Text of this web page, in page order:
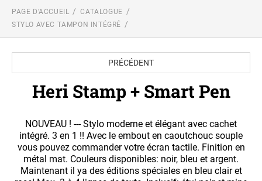
Cachets avec texte
TRODAT MOBILE PRINTY (TIMBRE DE
Dateurs, numéroteurs et multiformules
TRODAT PRINTY DATEURS
TRODAT PRINTY DATEURS, NUMÉROTEURS
ET MULTIFORMULES (SANS TEXTE
TRODAT PROFESSIONAL DATEURS ET
MULTIFORMULES
TYPOMATIC JEUX SUPPLÉMENTAIRES
Reiner cachets automatiques
REINER NUMÉROTEURS-DATEURS
REINER NUMÉROTEURS AVEC TEXTE
ENCRE À TAMPON DE BUREAU
110S encre à base de l'eau (encre standard)
210 encre à base de l'huile (pour cachets Reiner)
Stylo avec tampon intégré
HERI STAMP + SMART PEN
Timbres avec texte standard
FORMULE COMMERCIALE - NÉERLANDAIS
PAGE D'ACCUEIL
CATALOGUE
STYLO AVEC TAMPON INTÉGRÉ
PRÉCÉDENT
Heri Stamp + Smart Pen
NOUVEAU ! --- Stylo moderne et élégant avec cachet
intégré. 3 en 1 !! Avec le embout en caoutchouc souple
vous pouvez commander votre écran tactile. Finition en
métal mat. Couleurs disponibles: noir, bleu et argent.
Maintenant il ya des éditions spéciales en bleu clair et